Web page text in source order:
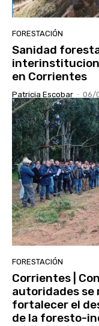
FORESTACIÓN
Sanidad
en Corrientes
Patricia Escobar - 06/
FORESTACIÓN
Corrientes |
autoridades se
fortalecer el
de la foresto-